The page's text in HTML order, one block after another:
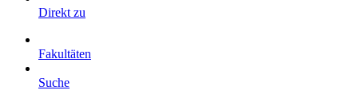
Direkt zu
Fakultäten
Suche